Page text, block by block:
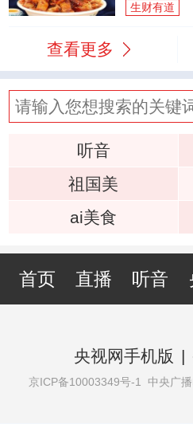
生财有道
查看更多
听音
祖国美
ai美食
首页 直播 听音
央视网手机版 |
京ICP备10003349号-1 中央广